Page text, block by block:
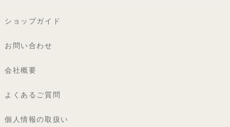
ショップガイド
お問い合わせ
会社概要
よくあるご質問
個人情報の取扱い